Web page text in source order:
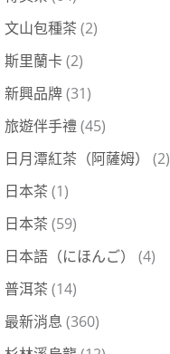
文山包種茶 (2)
斯里蘭卡(2)
新興品牌(31)
旅遊伴手禮(45)
日月潭紅茶（阿薩姆）
(2)
日本茶 (1)
日本茶 (59)
日本語（にほんご）
(4)
普洱茶 (14)
最新消息 (360)